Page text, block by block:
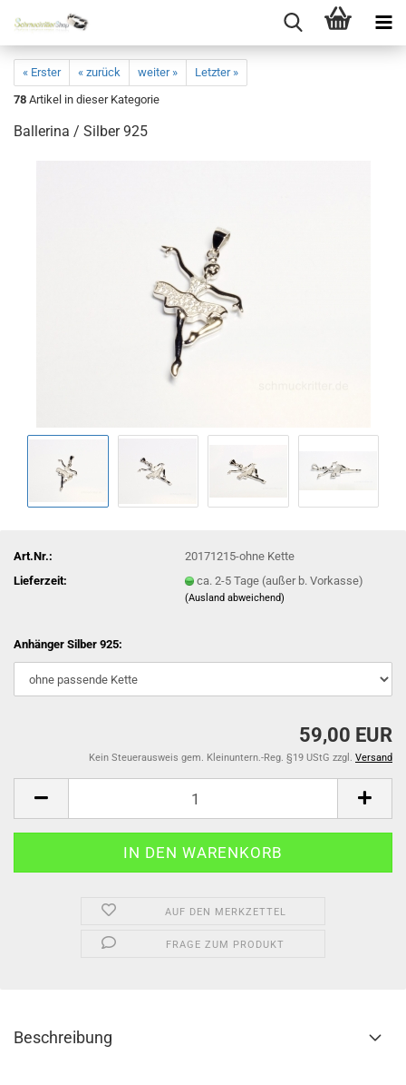
« Erster « zurück weiter »
Letzter »
78 Artikel in dieser Kategorie
Ballerina / Silber 925
Art.Nr.:
20171215-ohne Kette
Lieferzeit:
ca. 2-5 Tage (außer b. Vorkasse)
(Ausland abweichend)
Anhänger Silber 925:
59,00 EUR
Kein Steuerausweis gem. Kleinuntern.-Reg. §19 UStG zzgl. Versand
AUF DEN MERKZETTEL
FRAGE ZUM PRODUKT
Beschreibung